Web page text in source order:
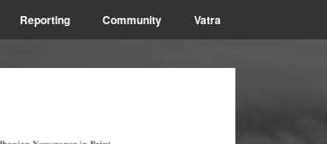
Reporting Community Vatra